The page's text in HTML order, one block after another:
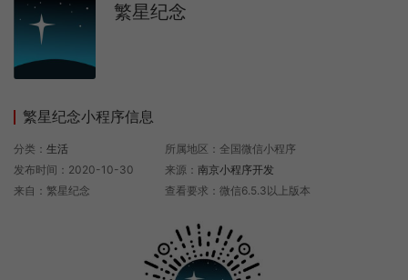
繁星纪念
繁星纪念小程序信息
分类： 生活
发布时间：2020-10-30
来自：繁星纪念
所属地区：全国微信小程序
来源： 南京小程序开发
查看要求：微信6.5.3以上版本